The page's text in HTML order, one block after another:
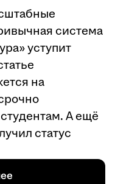
система
уступит
на
А ещё
статус